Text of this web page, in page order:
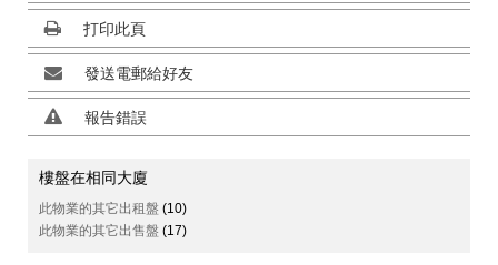
打印此頁
發送電郵給好友
報告錯誤
樓盤在相同大廈
此物業的其它出租盤 (10)
此物業的其它出售盤 (17)